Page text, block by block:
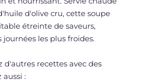
d'olive cru, cette soupe
étreinte de saveurs,
les plus froides.
d'autres recettes avec des
aussi :